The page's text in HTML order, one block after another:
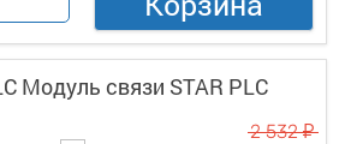
Модуль связи STAR PLC
2 532у